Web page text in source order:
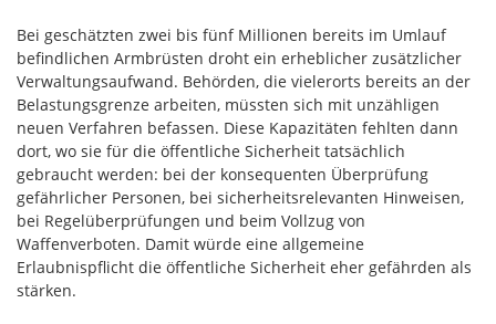
Bei geschätzten zwei bis fünf Millionen bereits im Umlauf
befindlichen Armbrüsten droht ein erheblicher zusätzlicher
Verwaltungsaufwand. Behörden, die vielerorts bereits an der
Belastungsgrenze arbeiten, müssten sich mit unzähligen
neuen Verfahren befassen. Diese Kapazitäten fehlten dann
dort, wo sie für die öffentliche Sicherheit tatsächlich
gebraucht werden: bei der konsequenten Überprüfung
gefährlicher Personen, bei sicherheitsrelevanten Hinweisen,
bei Regelüberprüfungen und beim Vollzug von
Waffenverboten. Damit würde eine allgemeine
Erlaubnispflicht die öffentliche Sicherheit eher gefährden als
stärken.